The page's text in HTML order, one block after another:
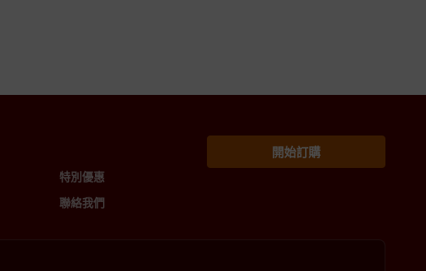
特別優惠
聯絡我們
開始訂購